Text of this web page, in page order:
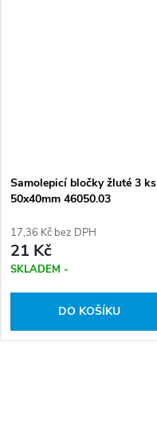
Samolepicí bločky žluté 3 ks
50x40mm 46050.03
17,36 Kč bez DPH
21 Kč
SKLADEM -
DO KOŠÍKU